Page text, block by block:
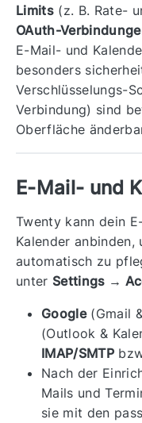
Limits(z. B. Rate-
OAuth-
E-Mail- und
besonders
Verschlüsselungs-
Verbindung) sind
Oberfläche
E-Mail- und
Twenty kann dein
Kalender
automatisch zu
unter Settings →
Google(Gmail
(Outlook &
IMAP/SMTP
Nach der
Mails und
sie mit den